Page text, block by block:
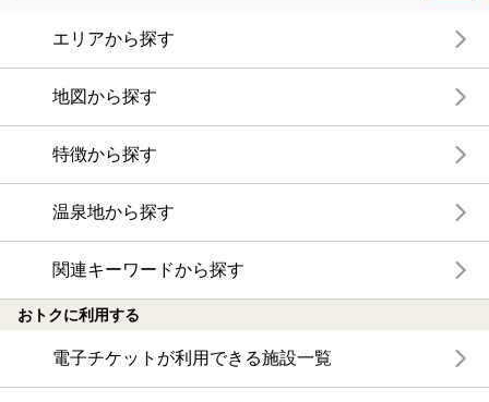
エリアから探す
地図から探す
特徴から探す
温泉地から探す
関連キーワードから探す
おトクに利用する
電子チケットが利用できる施設一覧